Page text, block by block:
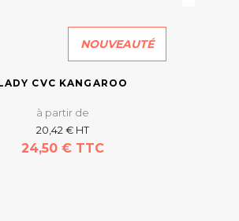
NOUVEAUTÉ
CVC KANGAROO
à partir de
20,42 € HT
24,50 € TTC